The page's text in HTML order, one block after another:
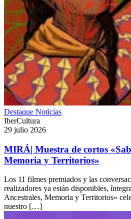
Destaque Noticias
IberCultura
29 julio 2026
MIRÁ| Muestra de cortos
Memoria y Territorios»
Los 11 filmes premiados y las
realizadores ya están disponibles,
Ancestrales, Memoria y Territorios»
nuestro […]